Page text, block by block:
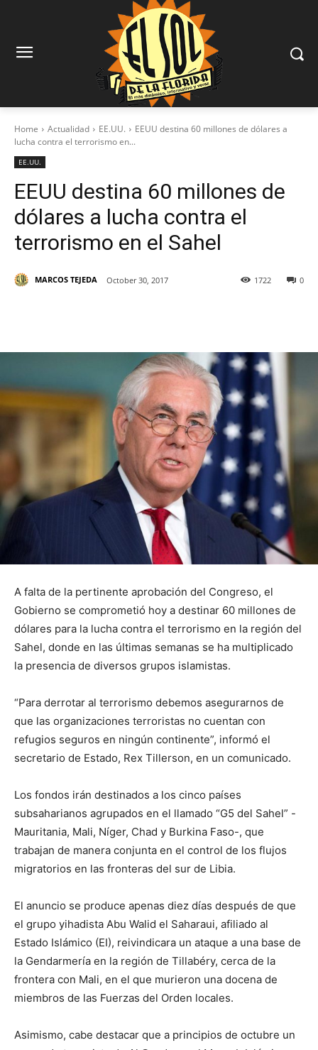
Home Actualidad EE.UU.
EEUU destina 60 millones de dólares a
lucha contra el terrorismo en...
EE.UU.
EEUU destina 60 millones de
dólares a lucha contra el
terrorismo en el Sahel
MARCOS TEJEDA October 30, 2017 0
1722
A falta de la pertinente aprobación del Congreso, el
Gobierno se comprometió hoy a destinar 60 millones de
dólares para la lucha contra el terrorismo en la región del
Sahel, donde en las últimas semanas se ha multiplicado
la presencia de diversos grupos islamistas.
“Para derrotar al terrorismo debemos asegurarnos de
que las organizaciones terroristas no cuentan con
refugios seguros en ningún continente”, informó el
secretario de Estado, Rex Tillerson, en un comunicado.
Los fondos irán destinados a los cinco países
subsaharianos agrupados en el llamado “G5 del Sahel” -
Mauritania, Mali, Níger, Chad y Burkina Faso-, que
trabajan de manera conjunta en el control de los flujos
migratorios en las fronteras del sur de Libia.
El anuncio se produce apenas diez días después de que
el grupo yihadista Abu Walid el Saharaui, afiliado al
Estado Islámico (EI), reivindicara un ataque a una base de
la Gendarmería en la región de Tillabéry, cerca de la
frontera con Mali, en el que murieron una docena de
miembros de las Fuerzas del Orden locales.
Asimismo, cabe destacar que a principios de octubre un